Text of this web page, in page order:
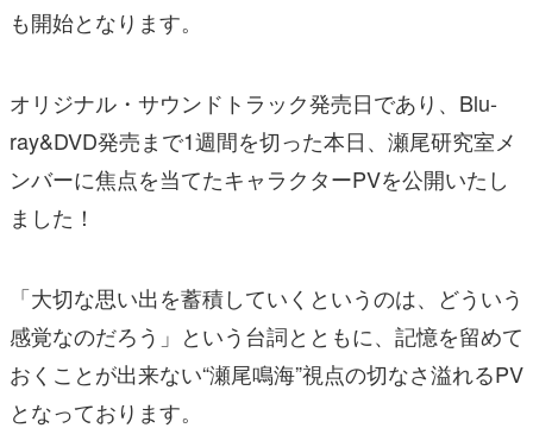
も開始となります。
オリジナル・サウンドトラック発売日であり、Blu-
ray&DVD発売まで1週間を切った本日、瀬尾研究室メ
ンバーに焦点を当てたキャラクターPVを公開いたし
ました！
「大切な思い出を蓄積していくというのは、どういう
感覚なのだろう」という台詞とともに、記憶を留めて
おくことが出来ない“瀬尾鳴海”視点の切なさ溢れるPV
となっております。